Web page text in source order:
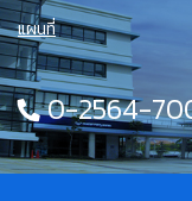
แผนที่
0-2564-